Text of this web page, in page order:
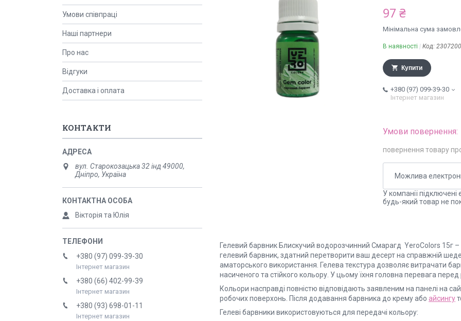
97 ₴
Мінімальна сума
В наявності Код:
Купити
+380 (97) 099-39-30
Інтернет магазин
повернення товару
У компанії
будь-який товар не
Гелевий барвник Блискучий водорозчинний Смарагд YeroColors 15г
гелевий барвник, здатний перетворити ваш десерт на справжній
аматорського використання. Гелева текстура дозволяє витрачати
насиченого та стійкого кольору. У цьому їхня головна перевага
Кольори насправді повністю відповідають заявленим на панелі на
робочих поверхонь. Після додавання барвника до крему або айсингу
Гелеві барвники використовуються для передачі кольору:
Умови співпраці
Наші партнери
Про нас
Відгуки
Доставка і оплата
КОНТАКТИ
вул. Старокозацька 32 інд 49000,
Дніпро, Україна
Вікторія та Юлія
+380 (97) 099-39-30
Інтернет магазин
+380 (66) 402-99-39
Інтернет магазин
+380 (93) 698-01-11
Інтернет магазин